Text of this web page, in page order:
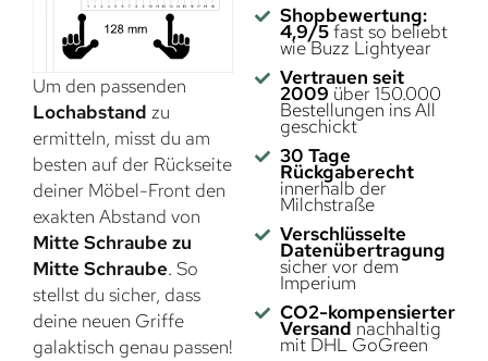
Um den passenden
Lochabstand zu
ermitteln, misst du am
besten auf der Rückseite
deiner Möbel-Front den
exakten Abstand von
Mitte Schraube zu
Mitte Schraube. So
stellst du sicher, dass
deine neuen Griffe
galaktisch genau passen!
Shopbewertung:
4,9/5fast so beliebt
wie Buzz Lightyear
Vertrauen seit
2009 über 150.000
Bestellungen ins All
geschickt
30 Tage
Rückgaberecht
innerhalb der
Milchstraße
Verschlüsselte
Datenübertragung
sicher vor dem
Imperium
CO2-kompensierter
Versand nachhaltig
mit DHL GoGreen